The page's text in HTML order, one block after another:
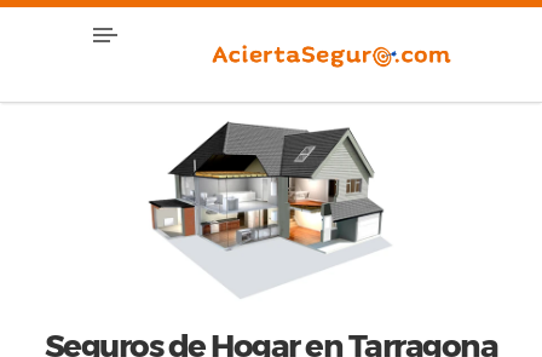
Seguros de Hogar en Tarragona